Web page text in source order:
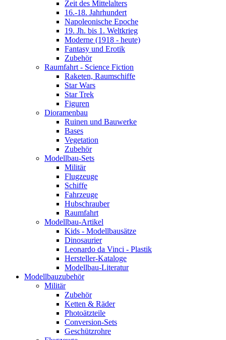
Zeit des Mittelalters
16.-18. Jahrhundert
Napoleonische Epoche
19. Jh. bis 1. Weltkrieg
Moderne (1918 - heute)
Fantasy und Erotik
Zubehör
Raumfahrt - Science Fiction
Raketen, Raumschiffe
Star Wars
Star Trek
Figuren
Dioramenbau
Ruinen und Bauwerke
Bases
Vegetation
Zubehör
Modellbau-Sets
Militär
Flugzeuge
Schiffe
Fahrzeuge
Hubschrauber
Raumfahrt
Modellbau-Artikel
Kids - Modellbausätze
Dinosaurier
Leonardo da Vinci - Plastik
Hersteller-Kataloge
Modellbau-Literatur
Modellbauzubehör
Militär
Zubehör
Ketten & Räder
Photoätzteile
Conversion-Sets
Geschützrohre